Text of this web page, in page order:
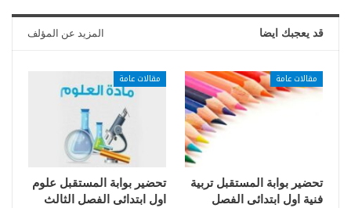
قد يعجبك ايضا المزيد عن المؤلف
مقالات عامة
تحضير بوابة المستقبل تربية
فنية اول ابتدائى الفصل
مقالات عامة
تحضير بوابة المستقبل علوم
اول ابتدائى الفصل الثالث